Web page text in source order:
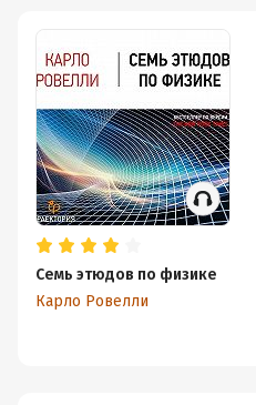
Семь этюдов по физике
Карло Ровелли